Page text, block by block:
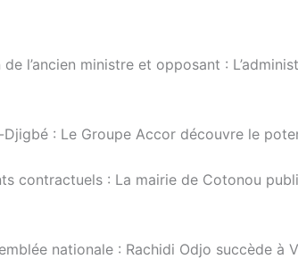
l’ancien ministre et opposant :
: Le Groupe Accor découvre le
contractuels : La mairie de Cotonou
nationale : Rachidi Odjo succède à